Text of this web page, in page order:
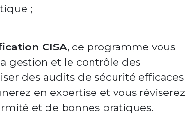
;
CISA, ce programme vous
gestion et le contrôle des
des audits de sécurité efficaces
en expertise et vous réviserez
et de bonnes pratiques.